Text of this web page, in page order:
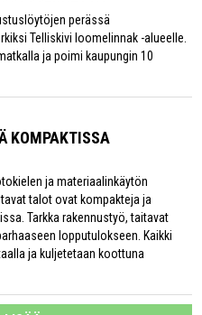
perässä
Telliskivi loomelinnak -alueelle.
ja poimi kaupungin 10
KOMPAKTISSA
ja materiaalinkäytön
talot ovat kompakteja ja
Tarkka rakennustyö, taitavat
lopputulokseen. Kaikki
ja kuljetetaan koottuna